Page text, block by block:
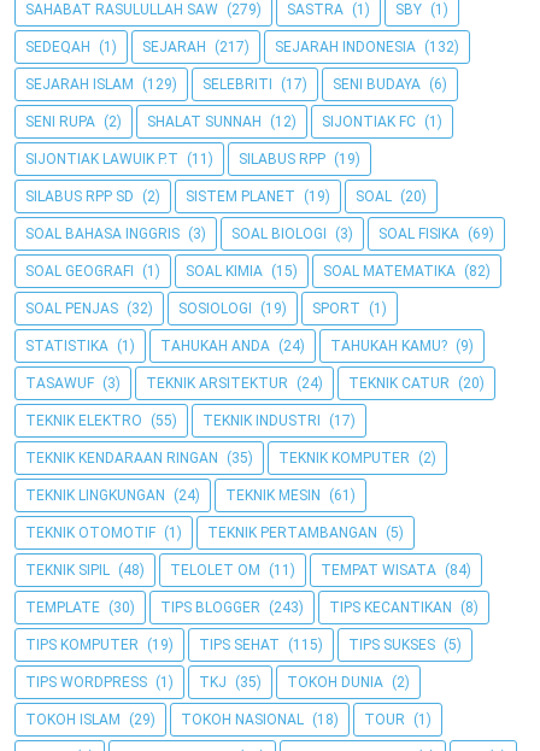
SAHABAT RASULULLAH SAW (279) SASTRA (1) SBY (1)
SEDEQAH (1) SEJARAH (217) SEJARAH INDONESIA (132)
SEJARAH ISLAM (129) SELEBRITI (17) SENI BUDAYA (6)
SENI RUPA (2) SHALAT SUNNAH (12) SIJONTIAK FC (1)
SIJONTIAK LAWUIK P.T (11) SILABUS RPP (19)
SILABUS RPP SD (2) SISTEM PLANET (19) SOAL (20)
SOAL BAHASA INGGRIS (3) SOAL BIOLOGI (3) SOAL FISIKA (69)
SOAL GEOGRAFI (1) SOAL KIMIA (15) SOAL MATEMATIKA (82)
SOAL PENJAS (32) SOSIOLOGI (19) SPORT (1)
STATISTIKA (1) TAHUKAH ANDA (24) TAHUKAH KAMU? (9)
TASAWUF (3) TEKNIK ARSITEKTUR (24) TEKNIK CATUR (20)
TEKNIK ELEKTRO (55) TEKNIK INDUSTRI (17)
TEKNIK KENDARAAN RINGAN (35) TEKNIK KOMPUTER (2)
TEKNIK LINGKUNGAN (24) TEKNIK MESIN (61)
TEKNIK OTOMOTIF (1) TEKNIK PERTAMBANGAN (5)
TEKNIK SIPIL (48) TELOLET OM (11) TEMPAT WISATA (84)
TEMPLATE (30) TIPS BLOGGER (243) TIPS KECANTIKAN (8)
TIPS KOMPUTER (19) TIPS SEHAT (115) TIPS SUKSES (5)
TIPS WORDPRESS (1) TKJ (35) TOKOH DUNIA (2)
TOKOH ISLAM (29) TOKOH NASIONAL (18) TOUR (1)